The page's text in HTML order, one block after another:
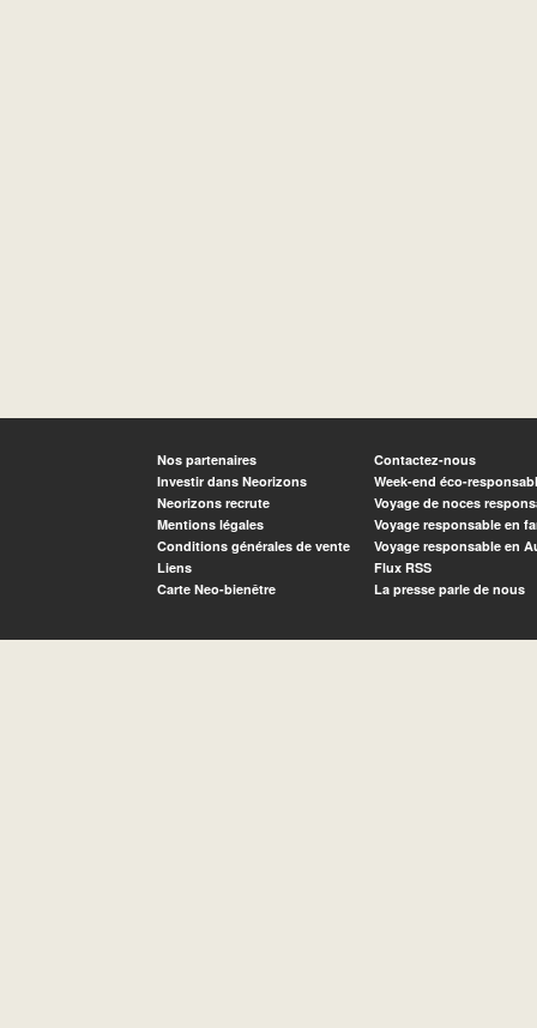
Nos partenaires
Investir dans Neorizons
Neorizons recrute
Mentions légales
Conditions générales de vente
Liens
Carte Neo-bienêtre
Contactez-nous
Week-end éco-
Voyage de noces
Voyage responsable en
Voyage responsable en
Flux RSS
La presse parle de nous